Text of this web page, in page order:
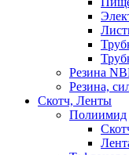
Резина
Резина,
Скотч, Ленты
Полиимид